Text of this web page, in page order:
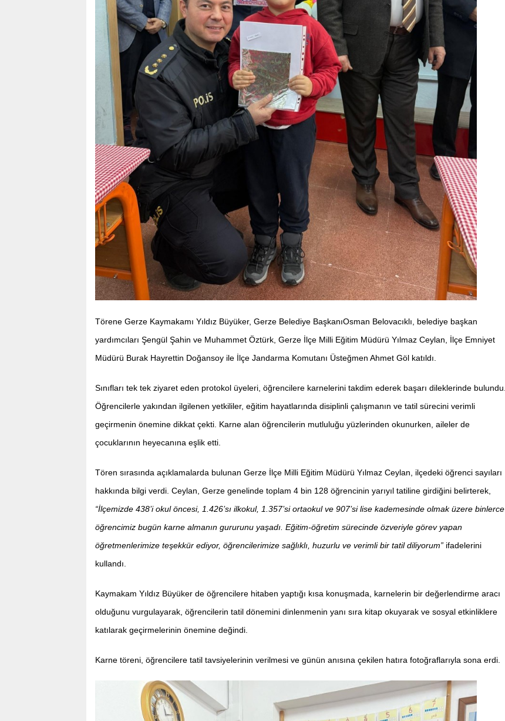
Törene Gerze Kaymakamı Yıldız Büyüker, Gerze Belediye BaşkanıOsman Belovacıklı, belediye başkan
yardımcıları Şengül Şahin ve Muhammet Öztürk, Gerze İlçe Milli Eğitim Müdürü Yılmaz Ceylan, İlçe Emniyet
Müdürü Burak Hayrettin Doğansoy ile İlçe Jandarma Komutanı Üsteğmen Ahmet Göl katıldı.
Sınıfları tek tek ziyaret eden protokol üyeleri, öğrencilere karnelerini takdim ederek başarı dileklerinde bulundu.
Öğrencilerle yakından ilgilenen yetkililer, eğitim hayatlarında disiplinli çalışmanın ve tatil sürecini verimli
geçirmenin önemine dikkat çekti. Karne alan öğrencilerin mutluluğu yüzlerinden okunurken, aileler de
çocuklarının heyecanına eşlik etti.
Tören sırasında açıklamalarda bulunan Gerze İlçe Milli Eğitim Müdürü Yılmaz Ceylan, ilçedeki öğrenci sayıları
hakkında bilgi verdi. Ceylan, Gerze genelinde toplam 4 bin 128 öğrencinin yarıyıl tatiline girdiğini belirterek,
“İlçemizde 438’i okul öncesi, 1.426’sı ilkokul, 1.357’si ortaokul ve 907’si lise kademesinde olmak üzere binlerce
öğrencimiz bugün karne almanın gururunu yaşadı. Eğitim-öğretim sürecinde özveriyle görev yapan
öğretmenlerimize teşekkür ediyor, öğrencilerimize sağlıklı, huzurlu ve verimli bir tatil diliyorum” ifadelerini
kullandı.
Kaymakam Yıldız Büyüker de öğrencilere hitaben yaptığı kısa konuşmada, karnelerin bir değerlendirme aracı
olduğunu vurgulayarak, öğrencilerin tatil dönemini dinlenmenin yanı sıra kitap okuyarak ve sosyal etkinliklere
katılarak geçirmelerinin önemine değindi.
Karne töreni, öğrencilere tatil tavsiyelerinin verilmesi ve günün anısına çekilen hatıra fotoğraflarıyla sona erdi.